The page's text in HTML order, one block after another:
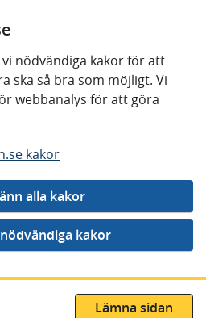
nödvändiga kakor för att
ska så bra som möjligt. Vi
webbanalys för att göra
kakor
Lämna sidan